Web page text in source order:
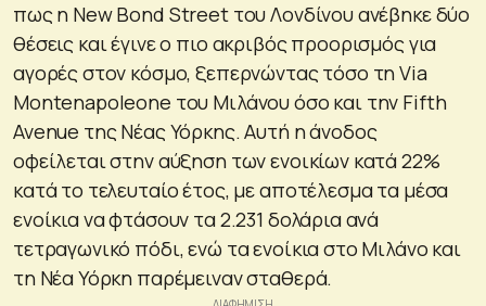
πως η New Bond Street του Λονδίνου ανέβηκε δύο
θέσεις και έγινε ο πιο ακριβός προορισμός για
αγορές στον κόσμο, ξεπερνώντας τόσο τη Via
Montenapoleone του Μιλάνου όσο και την Fifth
Avenue της Νέας Υόρκης. Αυτή η άνοδος
οφείλεται στην αύξηση των ενοικίων κατά 22%
κατά το τελευταίο έτος, με αποτέλεσμα τα μέσα
ενοίκια να φτάσουν τα 2.231 δολάρια ανά
τετραγωνικό πόδι, ενώ τα ενοίκια στο Μιλάνο και
τη Νέα Υόρκη παρέμειναν σταθερά.